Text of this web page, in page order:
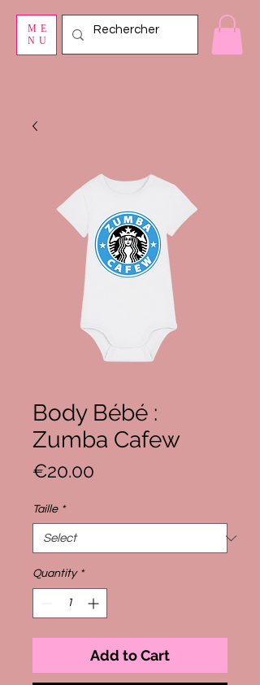
ME
NU
Body Bébé :
Zumba Cafew
€20.00
Taille *
Quantity *
Add to Cart